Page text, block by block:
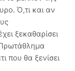
Ό,τι και αν
ξεκαθαρίσει
που θα ξενίσει